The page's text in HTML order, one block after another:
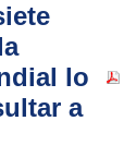
lo
a